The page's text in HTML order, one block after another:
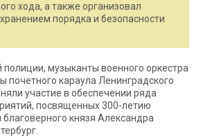
хода, а также организовал
порядка и безопасности
музыканты военного оркестра
почетного караула Ленинградского
участие в обеспечении ряда
посвященных 300-летию
князя Александра